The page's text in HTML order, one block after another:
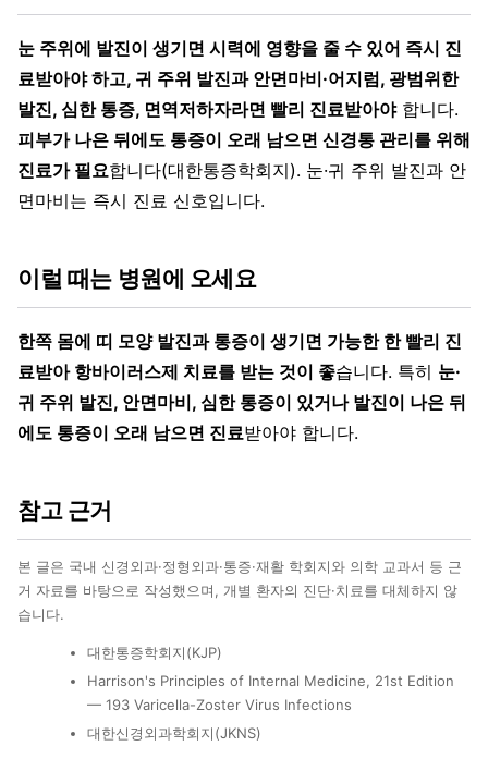
눈 주위에 발진이 생기면 시력에 영향을 줄 수 있어 즉시 진
료받아야 하고, 귀 주위 발진과 안면마비·어지럼, 광범위한
발진, 심한 통증, 면역저하자라면 빨리 진료받아야합니다.
피부가 나은 뒤에도 통증이 오래 남으면 신경통 관리를 위해
진료가 필요합니다(대한통증학회지). 눈·귀 주위 발진과 안
면마비는 즉시 진료 신호입니다.
이럴 때는 병원에 오세요
한쪽 몸에 띠 모양 발진과 통증이 생기면 가능한 한 빨리 진
료받아 항바이러스제 치료를 받는 것이 좋습니다. 특히 눈·
귀 주위 발진, 안면마비, 심한 통증이 있거나 발진이 나은 뒤
에도 통증이 오래 남으면 진료받아야 합니다.
참고 근거
본 글은 국내 신경외과·정형외과·통증·재활 학회지와 의학 교과서 등 근
거 자료를 바탕으로 작성했으며, 개별 환자의 진단·치료를 대체하지 않
습니다.
대한통증학회지(KJP)
Harrison's Principles of Internal Medicine, 21st Edition
— 193 Varicella-Zoster Virus Infections
대한신경외과학회지(JKNS)